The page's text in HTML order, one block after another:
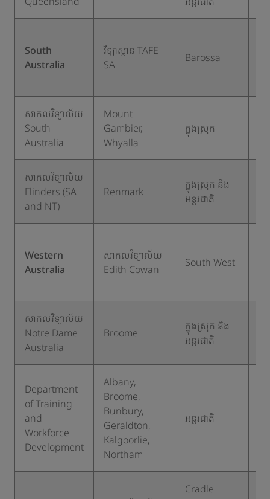
South
Australia
វិទ្យាស្ថាន TAFE
SA
Barossa
សាកលវិទ្យាល័យ
South
Australia
Mount
Gambier,
Whyalla
ក្នុងស្រុក
សាកលវិទ្យាល័យ
Flinders (SA
and NT)
Renmark
ក្នុងស្រុក និង
អន្តរជាតិ
Western
Australia
សាកលវិទ្យាល័យ
Edith Cowan
South West
សាកលវិទ្យាល័យ
Notre Dame
Australia
Broome
ក្នុងស្រុក និង
អន្តរជាតិ
Department
of Training
and
Workforce
Development
Albany,
Broome,
Bunbury,
Geraldton,
Kalgoorlie,
Northam
អន្តរជាតិ
Cradle